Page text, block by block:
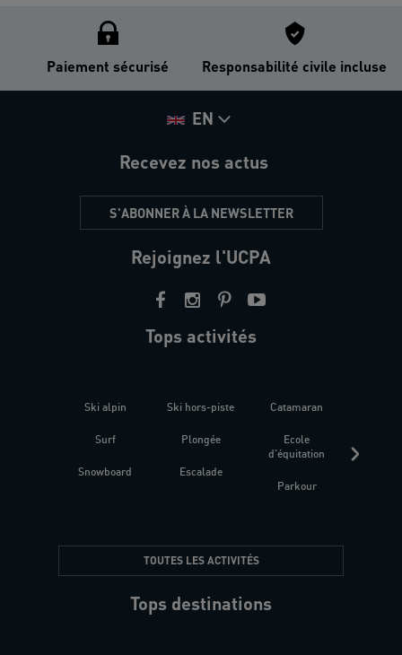
Paiement sécurisé Responsabilité civile incluse
EN
Recevez nos actus
S'ABONNER À LA NEWSLETTER
Rejoignez l'UCPA
Tops activités
Ski alpin
Surf
Snowboard
Ski hors-piste
Plongée
Escalade
Catamaran
Ecole
d'équitation
Parkour
TOUTES LES ACTIVITÉS
Tops destinations